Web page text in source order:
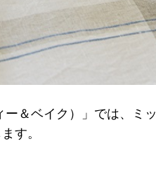
＆ベイク）」では、ミッ
す。